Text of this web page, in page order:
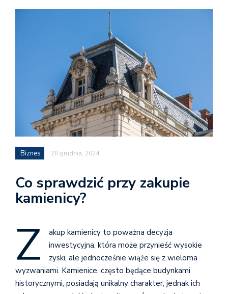
Biznes 20 grudnia, 2024
Co sprawdzić przy zakupie
kamienicy?
Z
akup kamienicy to poważna decyzja
inwestycyjna, która może przynieść wysokie
zyski, ale jednocześnie wiąże się z wieloma
wyzwaniami. Kamienice, często będące budynkami
historycznymi, posiadają unikalny charakter, jednak ich